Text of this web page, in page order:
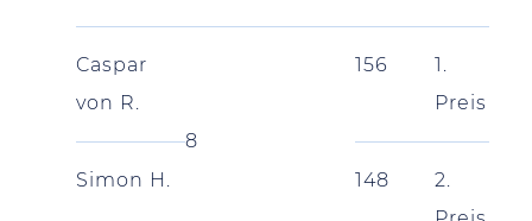
Caspar
von R.
8
156
1.
Preis
Simon H. 148
2.